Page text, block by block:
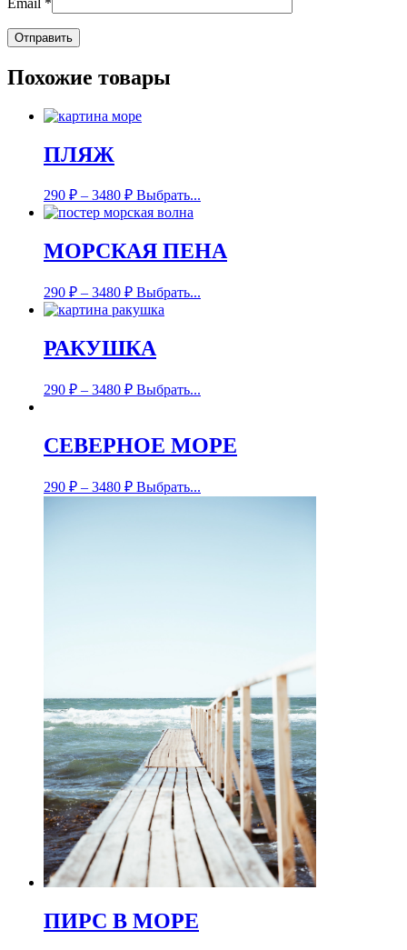
Похожие товары
ПЛЯЖ
290 ₽ – 3480 ₽ Выбрать...
МОРСКАЯ ПЕНА
290 ₽ – 3480 ₽ Выбрать...
РАКУШКА
290 ₽ – 3480 ₽ Выбрать...
СЕВЕРНОЕ МОРЕ
290 ₽ – 3480 ₽ Выбрать...
ПИРС В МОРЕ